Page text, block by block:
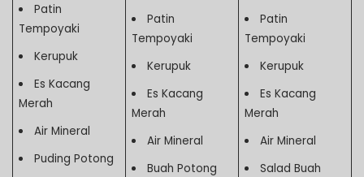
Patin
Tempoyaki
Kerupuk
Es Kacang
Merah
Air Mineral
Puding Potong
Patin
Tempoyaki
Kerupuk
Es Kacang
Merah
Air Mineral
Buah Potong
Patin
Tempoyaki
Kerupuk
Es Kacang
Merah
Air Mineral
Salad Buah